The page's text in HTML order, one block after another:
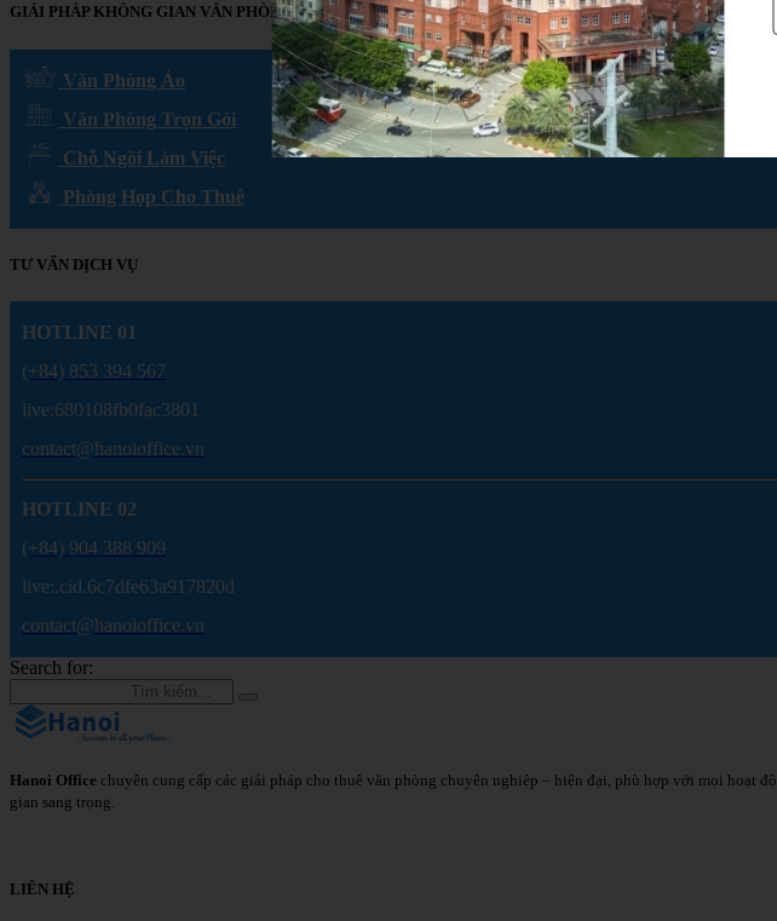
GIẢI PHÁP KHÔNG GIAN VĂN PHÒNG
Văn Phòng Ảo
Văn Phòng Trọn Gói
Chỗ Ngồi Làm Việc
Phòng Họp Cho Thuê
TƯ VẤN DỊCH VỤ
HOTLINE 01
(+84) 853 394 567
live:680108fb0fac3801
contact@hanoioffice.vn
HOTLINE 02
(+84) 904 388 909
live:.cid.6c7dfe63a917820d
contact@hanoioffice.vn
Search for:
Hanoi Office chuyên cung cấp các giải pháp cho thuê văn phòng chuyên nghiệp – hiện đại, phù hợp với mọi hoạt
gian sang trọng.
LIÊN HỆ